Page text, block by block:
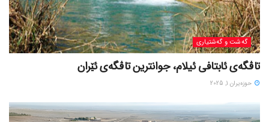
گه‌شت و گه‌شتیاری
تاڤگەی ئابتافی ئیلام، جوانترین تاڤگەی ئێران
حوزه‌یران 1, 2025